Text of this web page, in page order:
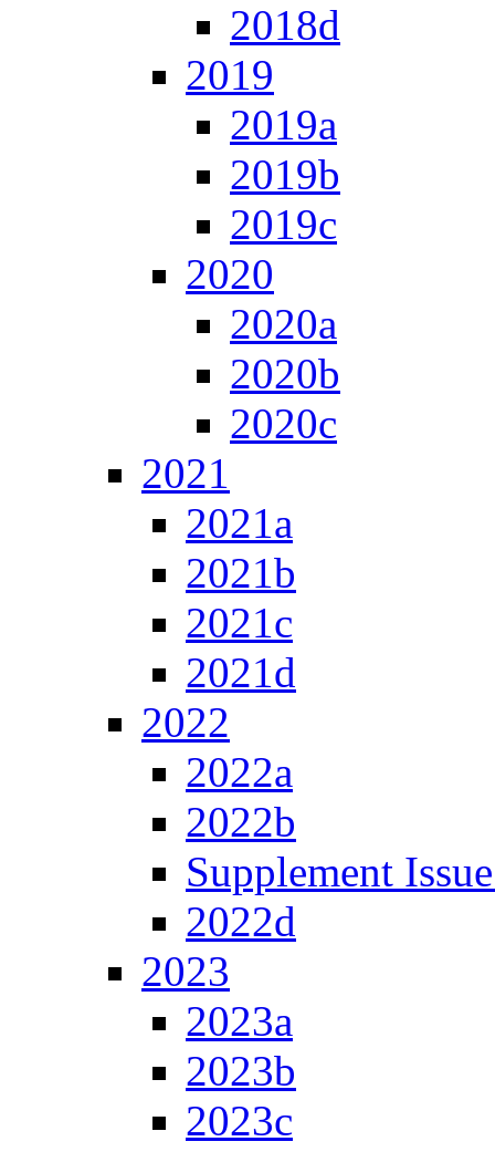
2018d
2019
2019a
2019b
2019c
2020
2020a
2020b
2020c
2021
2021a
2021b
2021c
2021d
2022
2022a
2022b
Supplement
2022d
2023
2023a
2023b
2023c